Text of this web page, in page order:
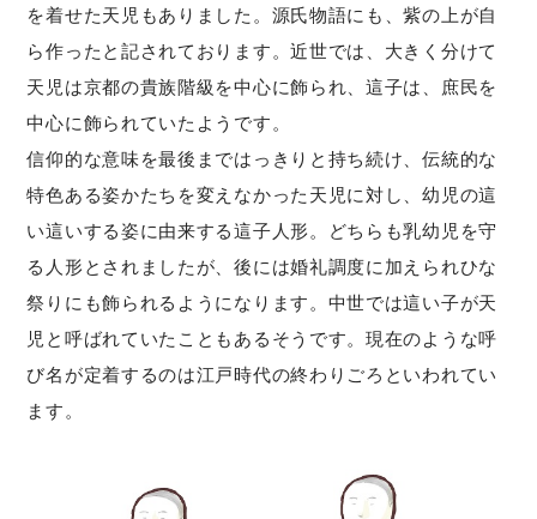
を着せた天児もありました。源氏物語にも、紫の上が自
ら作ったと記されております。近世では、大きく分けて
天児は京都の貴族階級を中心に飾られ、這子は、庶民を
中心に飾られていたようです。
信仰的な意味を最後まではっきりと持ち続け、伝統的な
特色ある姿かたちを変えなかった天児に対し、幼児の這
い這いする姿に由来する這子人形。どちらも乳幼児を守
る人形とされましたが、後には婚礼調度に加えられひな
祭りにも飾られるようになります。中世では這い子が天
児と呼ばれていたこともあるそうです。現在のような呼
び名が定着するのは江戸時代の終わりごろといわれてい
ます。